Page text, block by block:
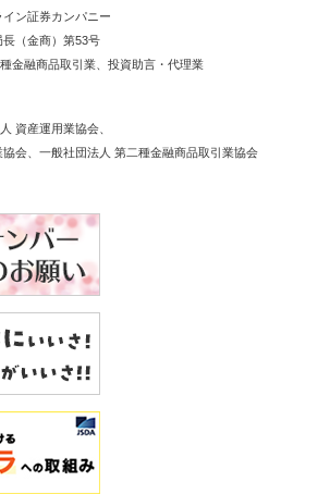
ン証券カンパニー
（金商）第53号
金融商品取引業 投資助言・代理業
資産運用業協会
協会
一般社団法人 第二種金融商品取引業協会